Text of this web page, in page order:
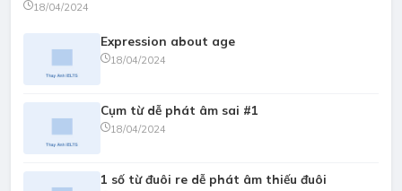
18/04/2024
Expression about age
18/04/2024
Cụm từ dễ phát âm sai #1
18/04/2024
1 số từ đuôi re dễ phát âm thiếu đuôi